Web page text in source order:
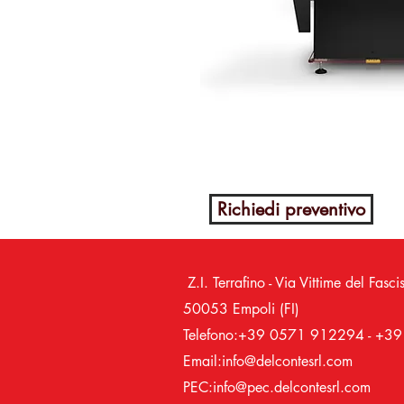
Richiedi preventivo
Z.I. Terrafino - Via Vittime del
50053 Empoli (FI)
Telefono:+39 0571 912294 -
Email:info@delcontesrl.com
PEC:info@pec.delcontesrl.com